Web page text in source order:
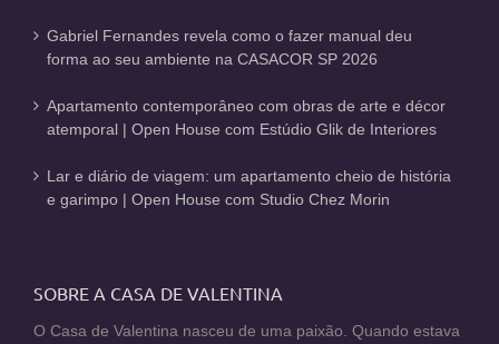
Gabriel Fernandes revela como o fazer manual deu
forma ao seu ambiente na CASACOR SP 2026
Apartamento contemporâneo com obras de arte e décor
atemporal | Open House com Estúdio Glik de Interiores
Lar e diário de viagem: um apartamento cheio de história
e garimpo | Open House com Studio Chez Morin
SOBRE A CASA DE VALENTINA
O Casa de Valentina nasceu de uma paixão. Quando estava